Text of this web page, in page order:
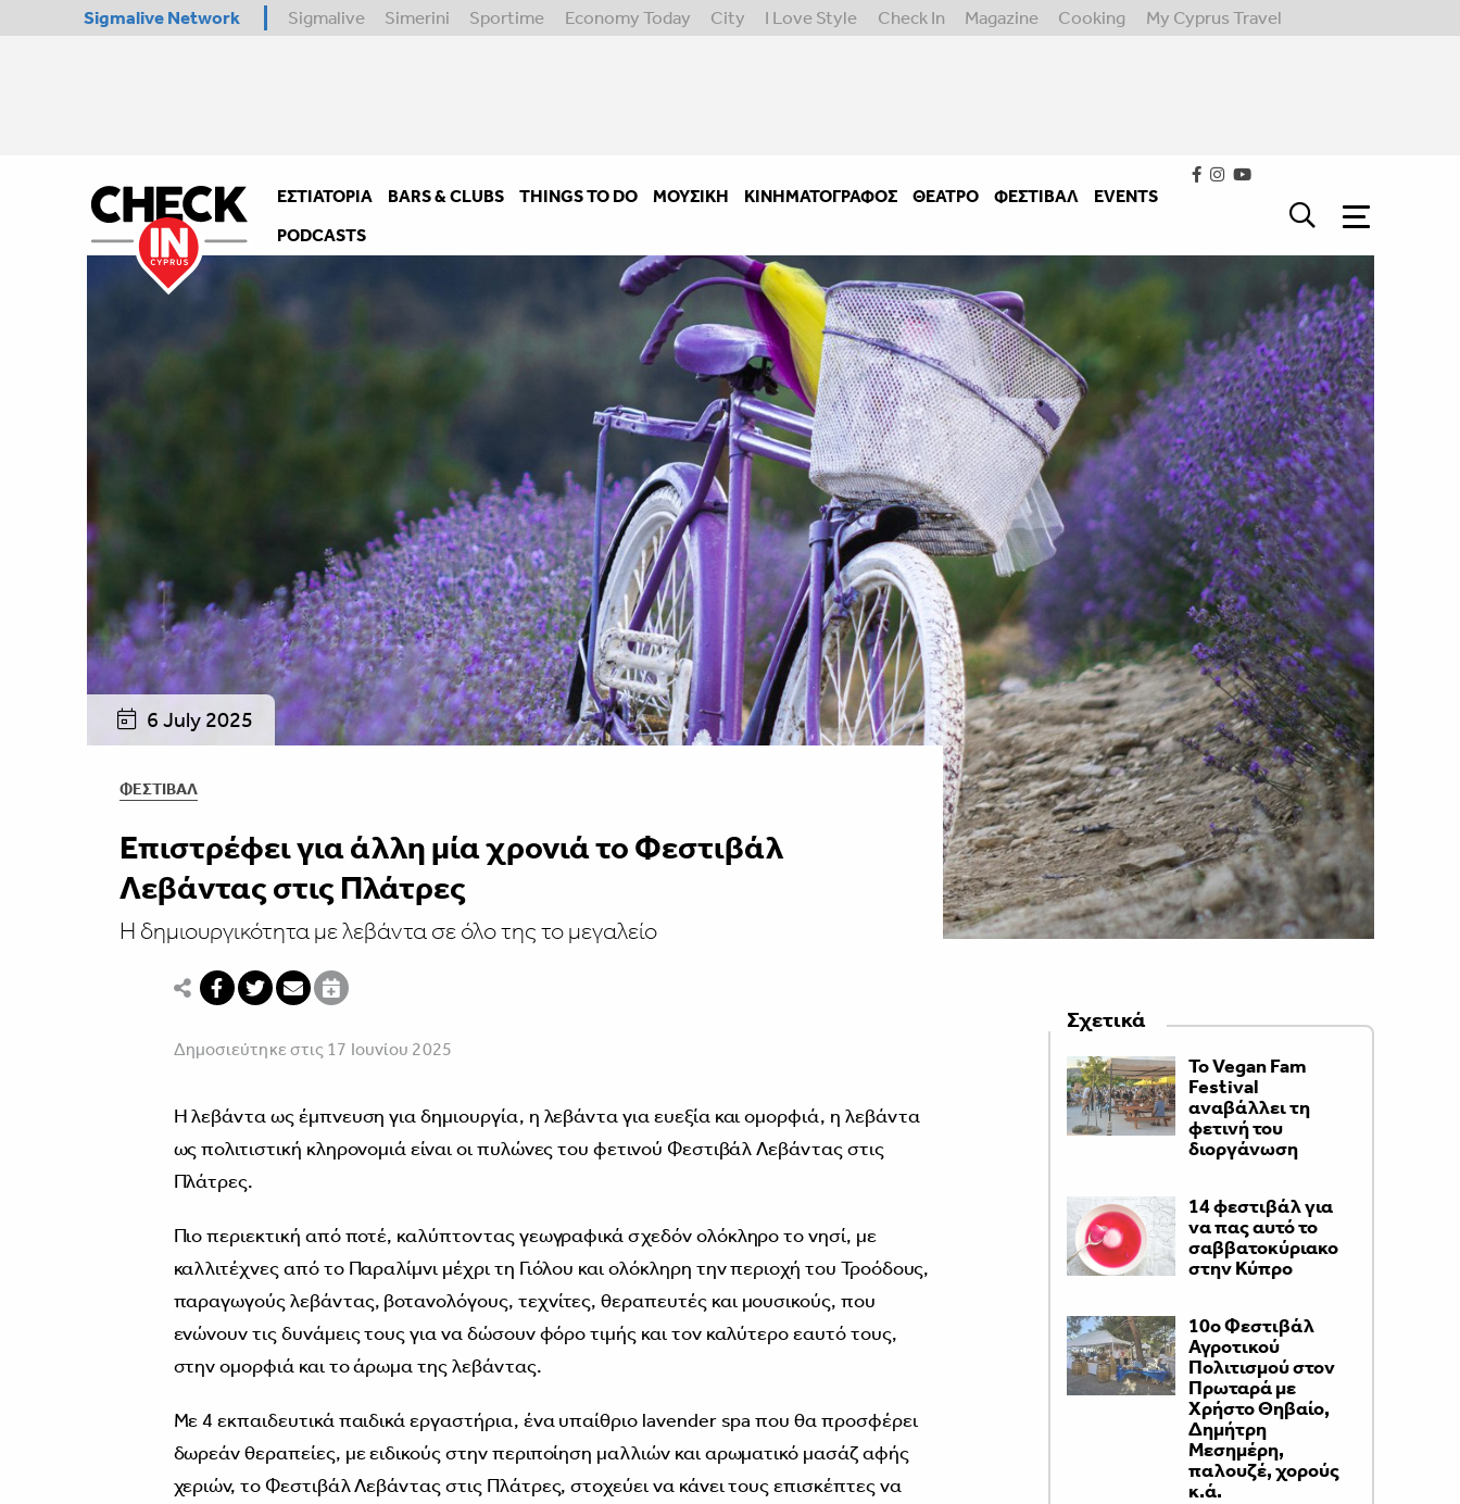
Sigmalive Network Sigmalive Simerini Sportime Economy Today City I Love Style Check In Magazine Cooking My Cyprus Travel
ΕΣΤΙΑΤΌΡΙΑ BARS & CLUBS THINGS TO DO ΜΟΥΣΙΚΉ ΚΙΝΗΜΑΤΟΓΡΆΦΟΣ ΘΈΑΤΡΟ ΦΕΣΤΙΒΑΛ
EVENTS
PODCASTS
6 July 2025
ΦΕΣΤΙΒΑΛ
Επιστρέφει για άλλη μία χρονιά το Φεστιβάλ
Λεβάντας στις Πλάτρες
Η δημιουργικότητα με λεβάντα σε όλο της το μεγαλείο
Δημοσιεύτηκε στις 17 Ιουνίου 2025
Η λεβάντα ως έμπνευση για δημιουργία, η λεβάντα για ευεξία και ομορφιά, η λεβάντα
ως πολιτιστική κληρονομιά είναι οι πυλώνες του φετινού Φεστιβάλ Λεβάντας στις
Πλάτρες.
Πιο περιεκτική από ποτέ, καλύπτοντας γεωγραφικά σχεδόν ολόκληρο το νησί, με
καλλιτέχνες από το Παραλίμνι μέχρι τη Γιόλου και ολόκληρη την περιοχή του Τροόδους,
παραγωγούς λεβάντας, βοτανολόγους, τεχνίτες, θεραπευτές και μουσικούς, που
ενώνουν τις δυνάμεις τους για να δώσουν φόρο τιμής και τον καλύτερο εαυτό τους,
στην ομορφιά και το άρωμα της λεβάντας.
Με 4 εκπαιδευτικά παιδικά εργαστήρια, ένα υπαίθριο lavender spa που θα προσφέρει
δωρεάν θεραπείες, με ειδικούς στην περιποίηση μαλλιών και αρωματικό μασάζ αφής
χεριών, το Φεστιβάλ Λεβάντας στις Πλάτρες, στοχεύει να κάνει τους επισκέπτες να
Σχετικά
Το Vegan Fam
Festival
αναβάλλει τη
φετινή του
διοργάνωση
14 φεστιβάλ για
να πας αυτό το
σαββατοκύριακο
στην Κύπρο
10ο Φεστιβάλ
Αγροτικού
Πολιτισμού στον
Πρωταρά με
Χρήστο Θηβαίο,
Δημήτρη
Μεσημέρη,
παλουζέ, χορούς
κ.ά.